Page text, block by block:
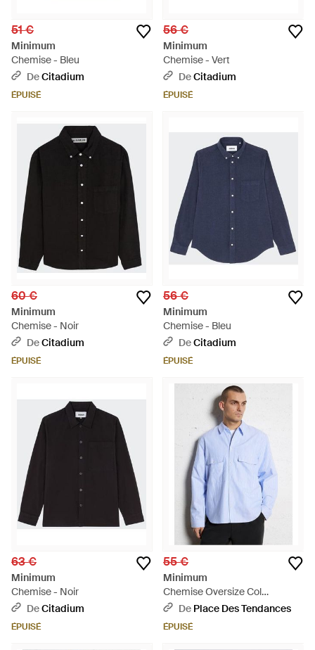
51 €
Minimum
Chemise - Bleu
DeCitadium
ÉPUISÉ
56 €
Minimum
Chemise - Vert
DeCitadium
ÉPUISÉ
60 €
Minimum
Chemise - Noir
DeCitadium
ÉPUISÉ
56 €
Minimum
Chemise - Bleu
DeCitadium
ÉPUISÉ
63 €
Minimum
Chemise - Noir
DeCitadium
ÉPUISÉ
55 €
Minimum
Chemise Oversize Col
Classique À Rayures - Bleu
De Place Des Tendances
ÉPUISÉ